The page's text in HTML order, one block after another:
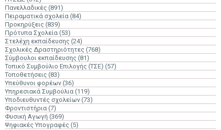
Πανελλαδικές (891)
Πειραματικά σχολεία (84)
Προκηρύξεις (839)
Πρότυπα Σχολεία (53)
Στελέχη εκπαίδευσης (24)
Σχολικές Δραστηριότητες (768)
Σύμβουλοι εκπαίδευσης (81)
Τοπικό Συμβούλιο Επιλογής (ΤΣΕ) (57)
Τοποθετήσεις (83)
Υπεύθυνοι φορέων (36)
Υπηρεσιακά Συμβούλια (119)
Υποδιευθυντές σχολείων (73)
Φροντιστήρια (7)
Φυσική Αγωγή (369)
Ψηφιακές Υπογραφές (5)